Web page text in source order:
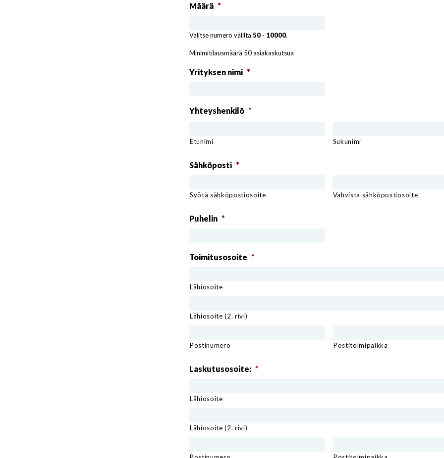
Määrä *
Valitse numero väliltä 50 - 10000.
Minimitilausmäärä 50 asiakaskutsua
Yrityksen nimi *
Yhteyshenkilö *
Etunimi Sukunimi
Sähköposti *
Syötä sähköpostiosoite Vahvista sähköpostiosoite
Puhelin *
Toimitusosoite *
Lähiosoite
Lähiosoite (2. rivi)
Postinumero Postitoimipaikka
Laskutusosoite: *
Lähiosoite
Lähiosoite (2. rivi)